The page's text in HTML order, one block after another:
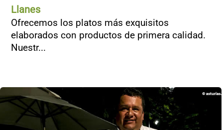
Llanes
Ofrecemos los platos más exquisitos
elaborados con productos de primera calidad.
Nuestr...